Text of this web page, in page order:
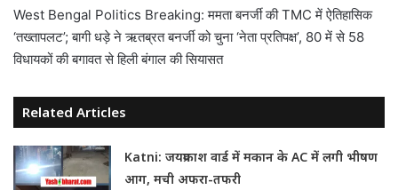
West Bengal Politics Breaking: ममता बनर्जी की TMC में ऐतिहासिक
‘तख्तापलट’; बागी धड़े ने ऋतब्रत बनर्जी को चुना ‘नेता प्रतिपक्ष’, 80 में से 58
विधायकों की बगावत से हिली बंगाल की सियासत
Related Articles
Katni: जयप्रकाश वार्ड में मकान के AC में लगी भीषण
आग, मची अफरा-तफरी